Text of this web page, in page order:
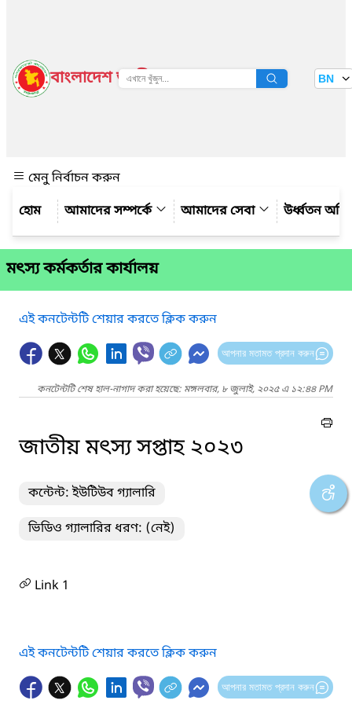
বাংলাদেশ জাতীয় তথ্য বাতায়ন BN
মেনু নির্বাচন করুন
আমাদের সম্পর্কে
আমাদের সেবা উর্ধ্বতন
মৎস্য কর্মকর্তার কার্যালয়
এই কনটেন্টটি শেয়ার করতে ক্লিক করুন
আপনার মতামত প্রদান করুন
কনটেন্টটি শেষ হাল-নাগাদ করা হয়েছে: মঙ্গলবার, ৮ জুলাই, ২০২৫ এ ১২:৪৪ PM
জাতীয় মৎস্য সপ্তাহ ২০২৩
কন্টেন্ট: ইউটিউব গ্যালারি
ভিডিও গ্যালারির ধরণ: (নেই)
Link 1
এই কনটেন্টটি শেয়ার করতে ক্লিক করুন
আপনার মতামত প্রদান করুন